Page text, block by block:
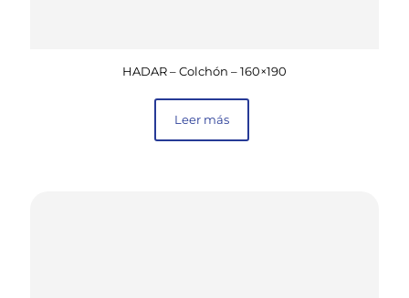
HADAR – Colchón – 160×190
Leer más